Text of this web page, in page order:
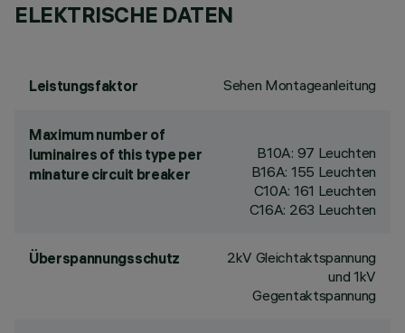
ELEKTRISCHE DATEN
Leistungsfaktor Sehen Montageanleitung
Maximum number of
luminaires of this type per
minature circuit breaker
B10A: 97 Leuchten
B16A: 155 Leuchten
C10A: 161 Leuchten
C16A: 263 Leuchten
Überspannungsschutz
2kV Gleichtaktspannung
und 1kV
Gegentaktspannung